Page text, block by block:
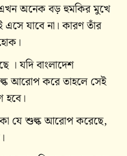
অনেক বড় হুমকির মুখে
যাবে না। কারণ তাঁর
। যদি বাংলাদেশ
আরোপ করে তাহলে সেই
হবে।
যে শুল্ক আরোপ করেছে,